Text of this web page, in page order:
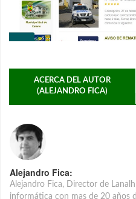
ACERCA DEL AUTOR
(ALEJANDRO FICA)
Alejandro Fica:
Alejandro Fica, Director de
informática con mas de 20 años